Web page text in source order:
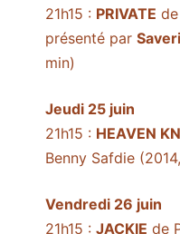
21h15 : PRIVATE
présenté par
min)
Jeudi 25 juin
21h15 : HEAVEN
Benny Safdie
Vendredi 26 juin
21h15 : JACKIE de